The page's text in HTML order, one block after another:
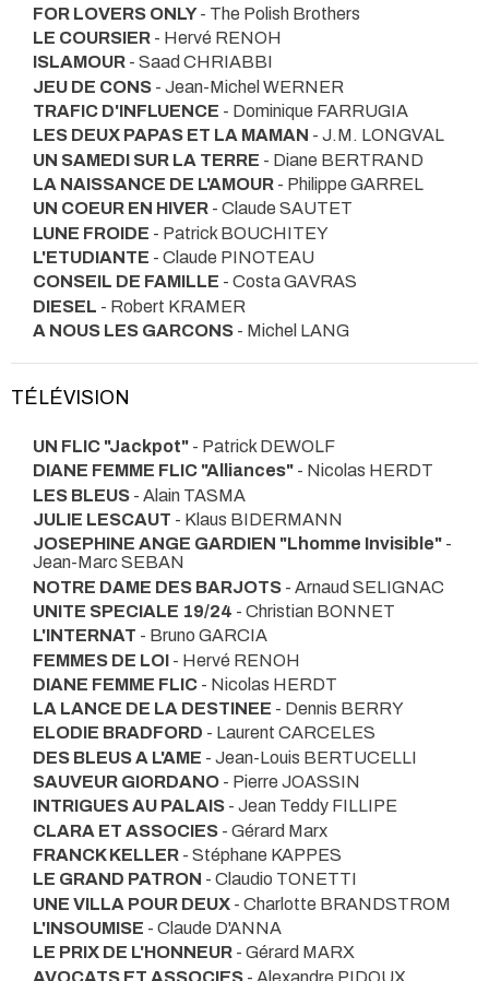
FOR LOVERS ONLY- The Polish Brothers
LE COURSIER - Hervé RENOH
ISLAMOUR - Saad CHRIABBI
JEU DE CONS - Jean-Michel WERNER
TRAFIC D'INFLUENCE - Dominique FARRUGIA
LES DEUX PAPAS ET LA MAMAN - J.M. LONGVAL
UN SAMEDI SUR LA TERRE - Diane BERTRAND
LA NAISSANCE DE L'AMOUR - Philippe GARREL
UN COEUR EN HIVER - Claude SAUTET
LUNE FROIDE - Patrick BOUCHITEY
L'ETUDIANTE - Claude PINOTEAU
CONSEIL DE FAMILLE - Costa GAVRAS
DIESEL - Robert KRAMER
A NOUS LES GARCONS - Michel LANG
TÉLÉVISION
UN FLIC "Jackpot" - Patrick DEWOLF
DIANE FEMME FLIC "Alliances" - Nicolas HERDT
LES BLEUS - Alain TASMA
JULIE LESCAUT - Klaus BIDERMANN
JOSEPHINE ANGE GARDIEN "Lhomme Invisible" -
Jean-Marc SEBAN
NOTRE DAME DES BARJOTS - Arnaud SELIGNAC
UNITE SPECIALE 19/24 - Christian BONNET
L'INTERNAT - Bruno GARCIA
FEMMES DE LOI - Hervé RENOH
DIANE FEMME FLIC - Nicolas HERDT
LA LANCE DE LA DESTINEE - Dennis BERRY
ELODIE BRADFORD - Laurent CARCELES
DES BLEUS A L'AME - Jean-Louis BERTUCELLI
SAUVEUR GIORDANO - Pierre JOASSIN
INTRIGUES AU PALAIS - Jean Teddy FILLIPE
CLARA ET ASSOCIES - Gérard Marx
FRANCK KELLER - Stéphane KAPPES
LE GRAND PATRON - Claudio TONETTI
UNE VILLA POUR DEUX - Charlotte BRANDSTROM
L'INSOUMISE - Claude D'ANNA
LE PRIX DE L'HONNEUR - Gérard MARX
AVOCATS ET ASSOCIES - Alexandre PIDOUX